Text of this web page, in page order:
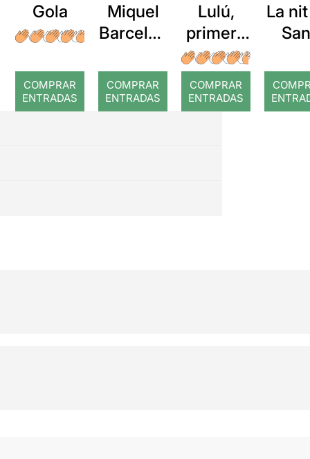
Gola
COMPRAR
ENTRADAS
Miquel
Barcelon
COMPRAR
ENTRADAS
Lulú,
primera
nit
COMPRAR
ENTRADAS
La